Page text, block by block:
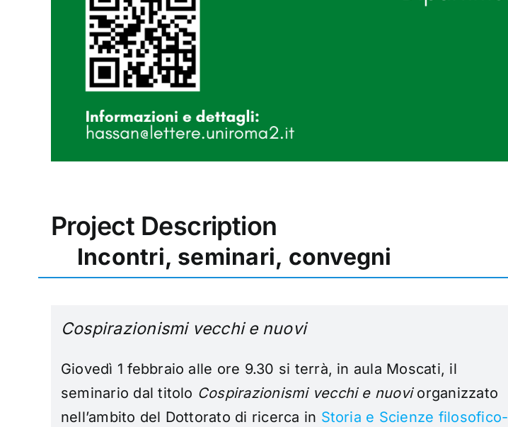
Project Description
Incontri, seminari, convegni
Cospirazionismi vecchi e nuovi
Giovedì 1 febbraio alle ore 9.30 si terrà, in aula Moscati, il
seminario dal titolo Cospirazionismi vecchi e nuovi organizzato
nell’ambito del Dottorato di ricerca in Storia e Scienze filosofico-